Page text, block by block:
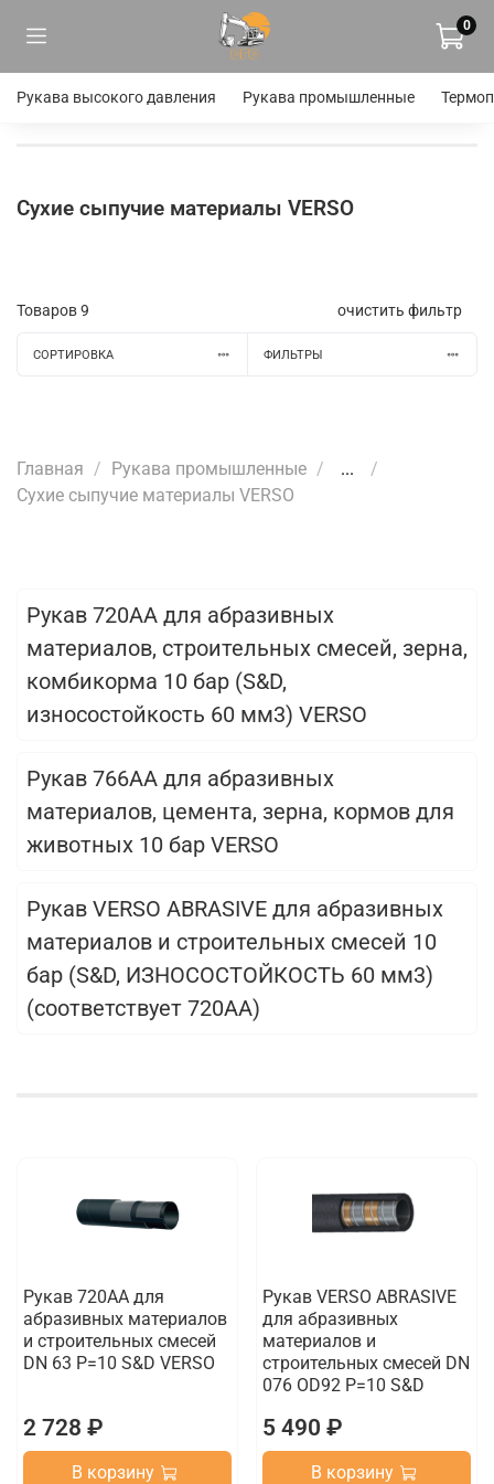
0
Рукава высокого давления Рукава промышленные
Сухие сыпучие материалы VERSO
Товаров9 очистить фильтр
СОРТИРОВКА ФИЛЬТРЫ
Главная Рукава промышленные
...
Сухие сыпучие материалы VERSO
Рукав 720АА для абразивных
материалов, строительных смесей, зерна,
комбикорма 10 бар (S&D,
износостойкость 60 мм3) VERSO
Рукав 766AA для абразивных
материалов, цемента, зерна, кормов для
животных 10 бар VERSO
Рукав VERSO ABRASIVE для абразивных
материалов и строительных смесей 10
бар (S&D, ИЗНОСОСТОЙКОСТЬ 60 мм3)
(соответствует 720AA)
Рукав 720АА для
абразивных материалов
и строительных смесей
DN 63 Р=10 S&D VERSO
2 728 ₽
В корзину
Рукав VERSO ABRASIVE
для абразивных
материалов и
строительных смесей DN
076 OD92 Р=10 S&D
5 490 ₽
В корзину